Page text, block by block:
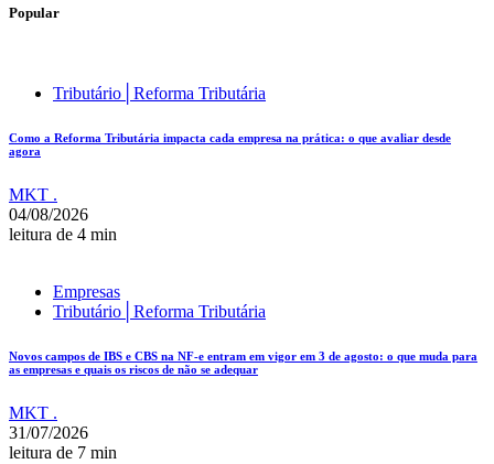
Popular
Tributário│Reforma Tributária
Como a Reforma Tributária impacta cada empresa na prática: o que avaliar desde
agora
MKT .
04/08/2026
leitura de 4 min
Empresas
Tributário│Reforma Tributária
Novos campos de IBS e CBS na NF-e entram em vigor em 3 de agosto: o que muda para
as empresas e quais os riscos de não se adequar
MKT .
31/07/2026
leitura de 7 min